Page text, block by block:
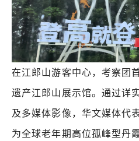
在江郎山游客中心，考察团
遗产江郎山展示馆。通过详
及多媒体影像，华文媒体代
为全球老年期高位孤峰型丹